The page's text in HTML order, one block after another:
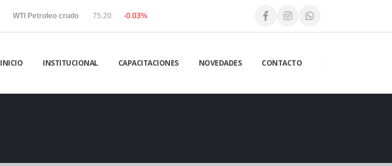
WTI Petroleo crudo 75.20 -0.03%
INICIO INSTITUCIONAL CAPACITACIONES NOVEDADES CONTACTO